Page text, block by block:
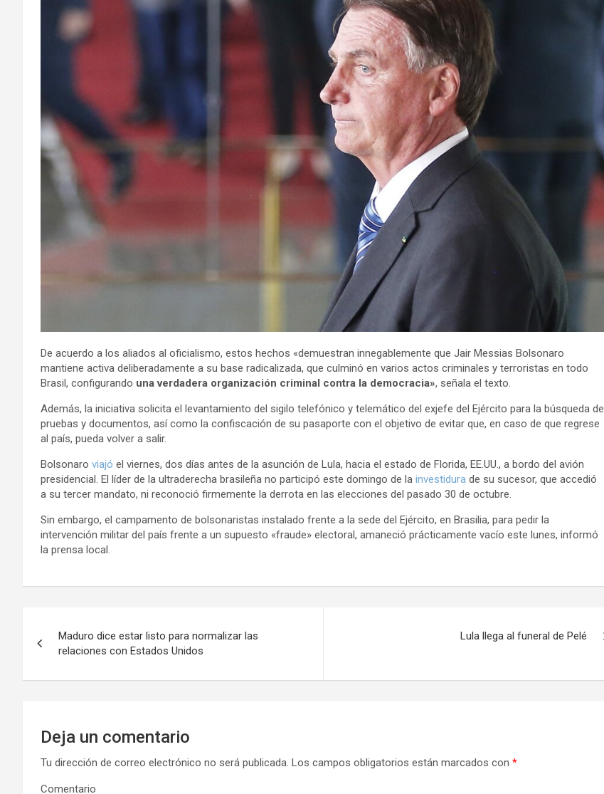
De acuerdo a los aliados al oficialismo, estos hechos «demuestran innegablemente que Jair Messias Bolsonaro
mantiene activa deliberadamente a su base radicalizada, que culminó en varios actos criminales y terroristas en todo
Brasil, configurando una verdadera organización criminal contra la democracia», señala el texto.
Además, la iniciativa solicita el levantamiento del sigilo telefónico y telemático del exjefe del Ejército para la búsqueda de
pruebas y documentos, así como la confiscación de su pasaporte con el objetivo de evitar que, en caso de que regrese
al país, pueda volver a salir.
Bolsonaro viajó el viernes, dos días antes de la asunción de Lula, hacia el estado de Florida, EE.UU., a bordo del avión
presidencial. El líder de la ultraderecha brasileña no participó este domingo de la investidura de su sucesor, que accedió
a su tercer mandato, ni reconoció firmemente la derrota en las elecciones del pasado 30 de octubre.
Sin embargo, el campamento de bolsonaristas instalado frente a la sede del Ejército, en Brasilia, para pedir la
intervención militar del país frente a un supuesto «fraude» electoral, amaneció prácticamente vacío este lunes, informó
la prensa local.
v
Maduro dice estar listo para normalizar las
relaciones con Estados Unidos
Lula llega al funeral de Pelé
Deja un comentario
Tu dirección de correo electrónico no será publicada. Los campos obligatorios están marcados con *
Comentario